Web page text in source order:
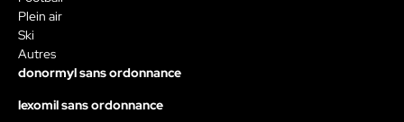
Plein air
Ski
Autres
donormyl sans ordonnance
lexomil sans ordonnance